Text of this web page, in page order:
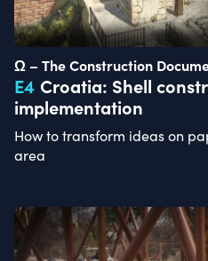
Ω – The Construction
E4 Croatia: Shell
implementation
How to transform ideas on
area